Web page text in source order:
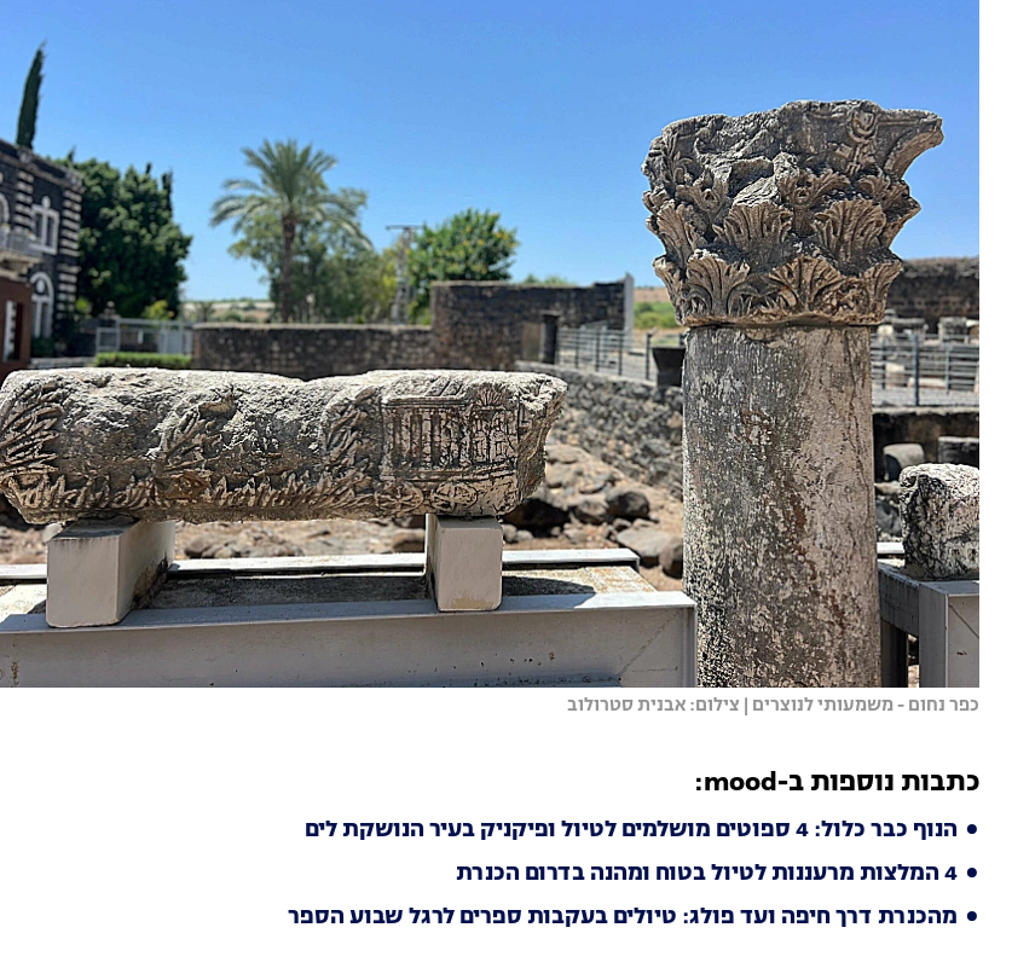
כפר נחום - משמעותי לנוצרים | צילום: אבנית סטרולוב
כתבות נוספות ב-mood:
הנוף כבר כלול: 4 ספוטים מושלמים לטיול ופיקניק בעיר הנושקת לים
4 המלצות מרעננות לטיול בטוח ומהנה בדרום הכנרת
מהכנרת דרך חיפה ועד פולג: טיולים בעקבות ספרים לרגל שבוע הספר